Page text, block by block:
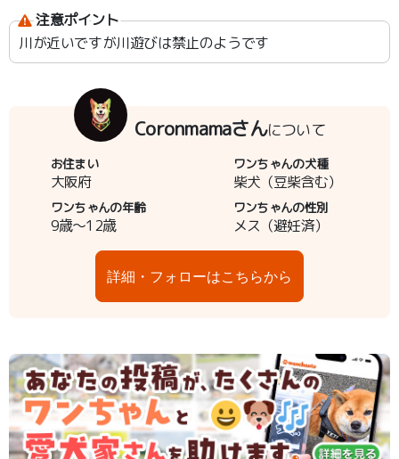
注意ポイント
川が近いですが川遊びは禁止のようです
Coronmamaさんについて
お住まい
大阪府
ワンちゃんの犬種
柴犬（豆柴含む）
ワンちゃんの年齢
9歳～12歳
ワンちゃんの性別
メス（避妊済）
詳細・フォローはこちらから